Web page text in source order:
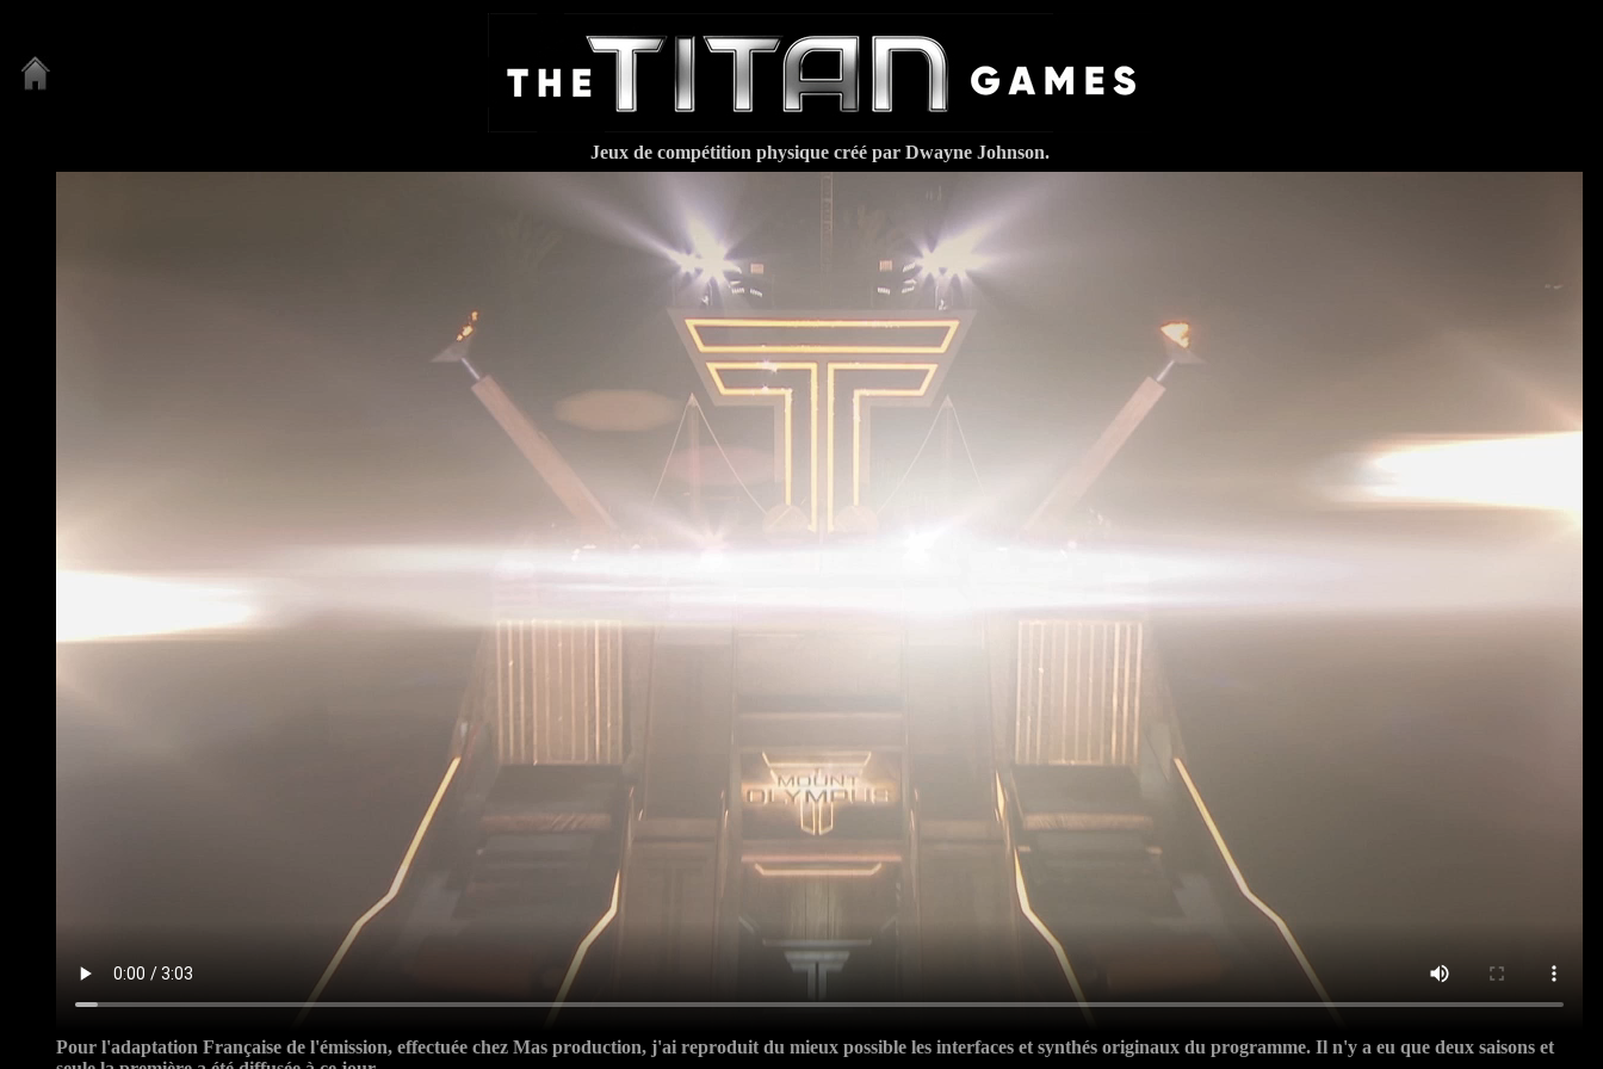
Jeux de compétition physique créé par Dwayne Johnson.
Pour l'adaptation Française de l'émission, effectuée chez Mas production, j'ai reproduit du mieux possible les interfaces et synthés originaux du programme. Il n'y a eu que deux saisons et